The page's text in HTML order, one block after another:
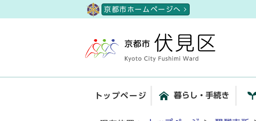
京都市ホームページへ
トップページ 暮らし・手続き